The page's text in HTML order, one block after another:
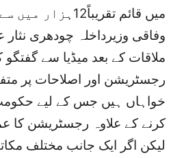
میں قائم تقریباً12ہزار میں سے نصف مدارس رجسٹرڈ نہیں ہیں۔
وفاقی وزیرداخلہ چودھری
ملاقات کے بعد میڈیا سے
رجسٹریشن اور اصلاحات پر
خواہاں ہیں جس کے لیے
کرنے کے علاوہ رجسٹریشن کا
لیکن اگر ایک جانب مختلف